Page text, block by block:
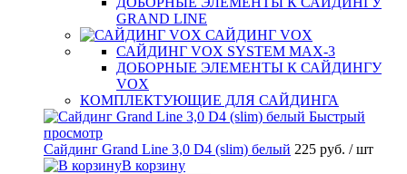
GRAND LINE
САЙДИНГ VOX
САЙДИНГ VOX SYSTEM MAX-3
ДОБОРНЫЕ ЭЛЕМЕНТЫ К САЙДИНГУ
VOX
КОМПЛЕКТУЮЩИЕ ДЛЯ САЙДИНГА
Быстрый
просмотр
Сайдинг Grand Line 3,0 D4 (slim) белый 225 руб. / шт
В корзину